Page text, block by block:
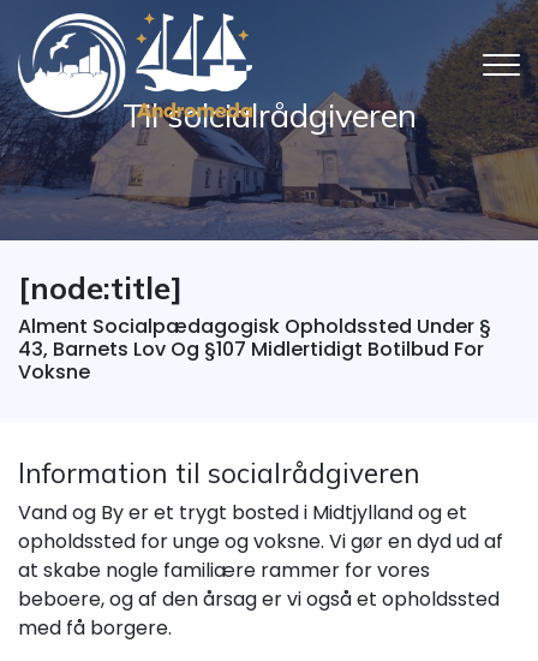
hovedindhold
Til solcialrådgiveren
[node:title]
Alment Socialpædagogisk Opholdssted Under §
43, Barnets Lov Og §107 Midlertidigt Botilbud For
Voksne
Information til socialrådgiveren
Vand og By er et trygt bosted i Midtjylland og et
opholdssted for unge og voksne. Vi gør en dyd ud af
at skabe nogle familiære rammer for vores
beboere, og af den årsag er vi også et opholdssted
med få borgere.